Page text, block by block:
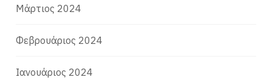
Μάρτιος 2024
Φεβρουάριος 2024
Ιανουάριος 2024